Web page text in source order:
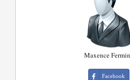
Maxence
Facebook